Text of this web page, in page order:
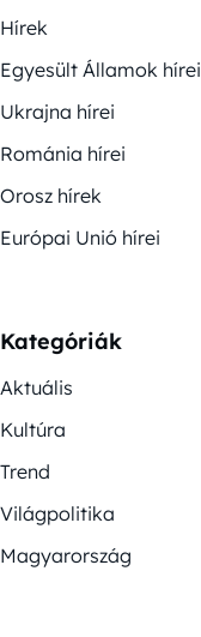
Hírek
Egyesült Államok hírei
Ukrajna hírei
Románia hírei
Orosz hírek
Európai Unió hírei
Kategóriák
Aktuális
Kultúra
Trend
Világpolitika
Magyarország